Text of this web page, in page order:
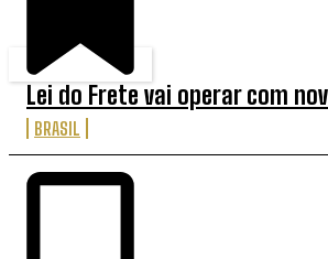
Lei do Frete vai operar com
BRASIL